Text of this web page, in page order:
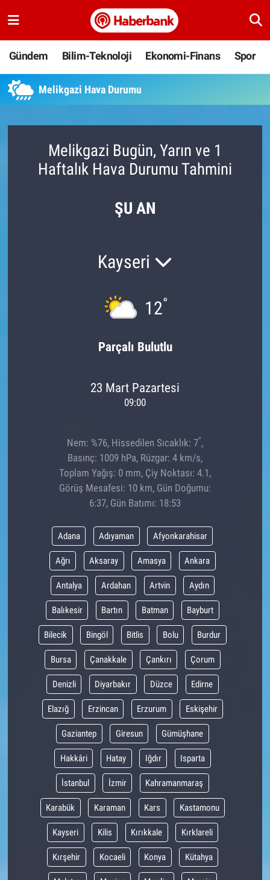
Gündem Bilim-Teknoloji Ekonomi-Finans Spor
Melikgazi Hava Durumu
Melikgazi Bugün, Yarın ve 1
Haftalık Hava Durumu Tahmini
ŞU AN
Kayseri
12°
Parçalı Bulutlu
23 Mart Pazartesi
09:00
Nem: %76, Hissedilen Sıcaklık: 7°,
Basınç: 1009 hPa, Rüzgar: 4 km/s,
Toplam Yağış: 0 mm, Çiy Noktası: 4.1,
Görüş Mesafesi: 10 km, Gün Doğumu:
6:37, Gün Batımı: 18:53
Adana Adıyaman Afyonkarahisar
Ağrı Aksaray Amasya Ankara
Antalya Ardahan Artvin Aydın
Balıkesir Bartın Batman Bayburt
Bilecik Bingöl Bitlis Bolu Burdur
Bursa Çanakkale Çankırı Çorum
Denizli Diyarbakır Düzce Edirne
Elazığ Erzincan Erzurum Eskişehir
Gaziantep Giresun Gümüşhane
Hakkâri Hatay Iğdır Isparta
İstanbul İzmir Kahramanmaraş
Karabük Karaman Kars Kastamonu
Kayseri Kilis Kırıkkale Kırklareli
Kırşehir Kocaeli Konya Kütahya
Bilim-Teknoloji
Ekonomi-Finans
Yaşam
Hava Durumu
Namaz Vakitleri
Süper Lig Puan Durumu ve Fikstür